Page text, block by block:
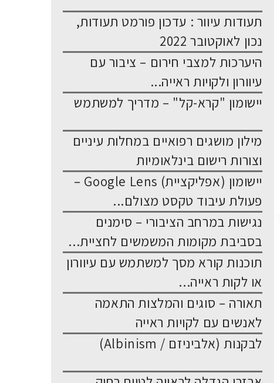
תעודות עיוור : עדכון פורמט תעודות,
נכון לאוקטובר 2022
היערכות למצבי חירום – ציבור עם
עיוורון ולקויות ראייה...
יישומון "קרא-קל" – מדריך למשתמש
מילון מושגים רפואיים במחלות עיניים
וצורות רישום בינלאומיות
יישומון (אפליקציית) Google Lens –
פעולת עיבוד טקסט מצולם...
נגישות במרחב הציבורי – סימנים
בסביבת מקומות המשמשים לחציית...
תוכנות קורא מסך למשתמש עם עיוורון
או לקות ראייה...
תאורה – סוגים והמלצות התאמה
לאנשים עם לקויות ראייה
לבקנות (אלביניזם / Albinism)